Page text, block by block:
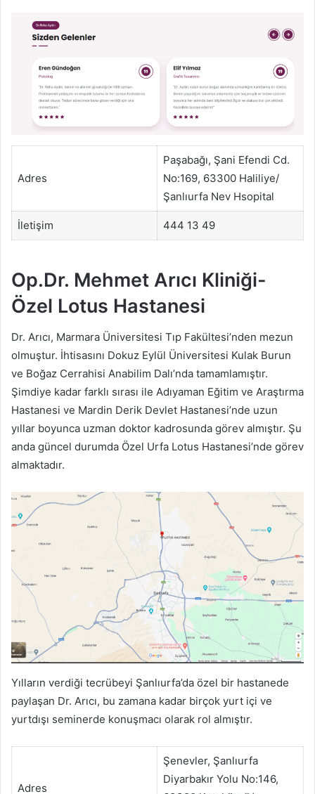
Adres
Paşabağı, Şani Efendi Cd.
No:169, 63300 Haliliye/
Şanlıurfa Nev Hsopital
İletişim 444 13 49
Op.Dr. Mehmet Arıcı Kliniği-
Özel Lotus Hastanesi
Dr. Arıcı, Marmara Üniversitesi Tıp Fakültesi’nden mezun
olmuştur. İhtisasını Dokuz Eylül Üniversitesi Kulak Burun
ve Boğaz Cerrahisi Anabilim Dalı’nda tamamlamıştır.
Şimdiye kadar farklı sırası ile Adıyaman Eğitim ve Araştırma
Hastanesi ve Mardin Derik Devlet Hastanesi’nde uzun
yıllar boyunca uzman doktor kadrosunda görev almıştır. Şu
anda güncel durumda Özel Urfa Lotus Hastanesi’nde görev
almaktadır.
Yılların verdiği tecrübeyi Şanlıurfa’da özel bir hastanede
paylaşan Dr. Arıcı, bu zamana kadar birçok yurt içi ve
yurtdışı seminerde konuşmacı olarak rol almıştır.
Adres
Şenevler, Şanlıurfa
Diyarbakır Yolu No:146,